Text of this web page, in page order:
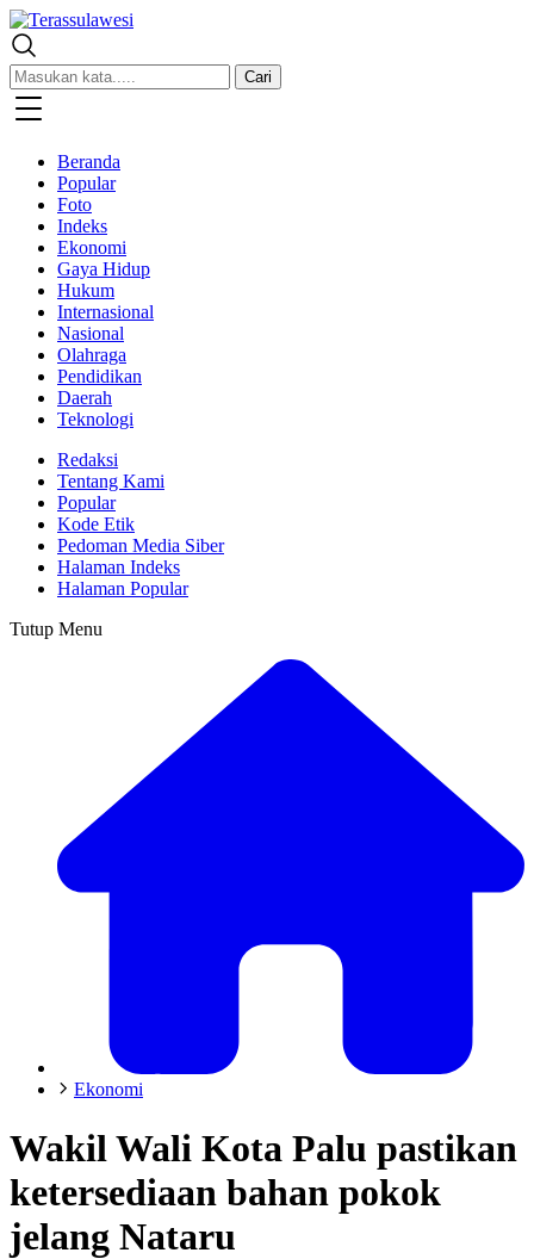
Terassulawesi
Kabar Menginspirasi
Cari
Beranda
Popular
Foto
Indeks
Ekonomi
Gaya Hidup
Hukum
Internasional
Nasional
Olahraga
Pendidikan
Daerah
Teknologi
Redaksi
Tentang Kami
Popular
Kode Etik
Pedoman Media Siber
Halaman Indeks
Halaman Popular
Tutup Menu
Ekonomi
Wakil Wali Kota Palu pastikan
ketersediaan bahan pokok
jelang Nataru